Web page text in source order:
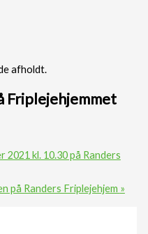
afholdt.
Friplejehjemmet
2021 kl. 10.30 på Randers
på Randers Friplejehjem »